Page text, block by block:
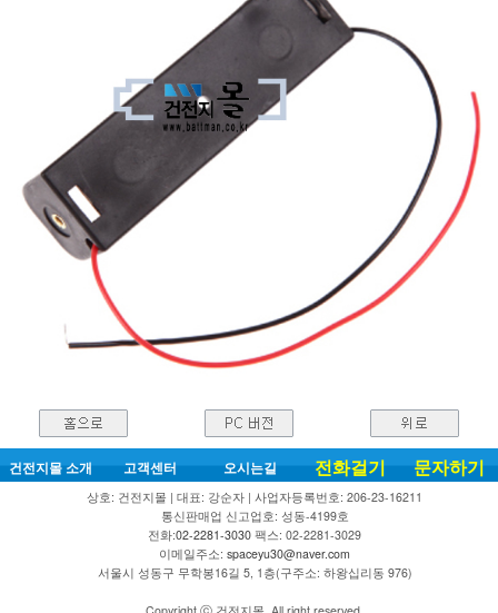
건전지몰 소개 고객센터 오시는길 전화걸기 문자하기
상호: 건전지몰 | 대표: 강순자 | 사업자등록번호: 206-23-16211
통신판매업 신고업호: 성동-4199호
전화:02-2281-3030 팩스: 02-2281-3029
이메일주소: spaceyu30@naver.com
서울시 성동구 무학봉16길 5, 1층(구주소: 하왕십리동 976)